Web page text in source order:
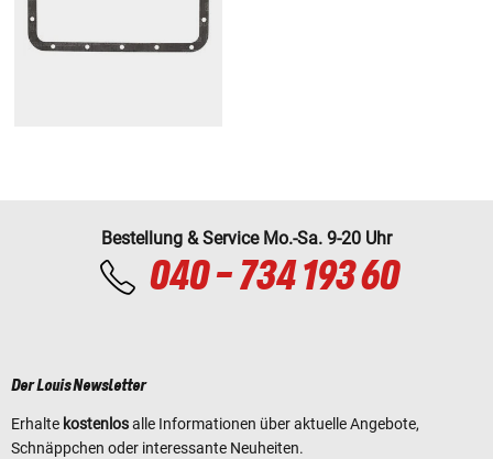
Bestellung & Service Mo.-Sa. 9-20 Uhr
040 - 734 193 60
Der Louis Newsletter
Erhalte kostenlosalle Informationen über aktuelle Angebote,
Schnäppchen oder interessante Neuheiten.